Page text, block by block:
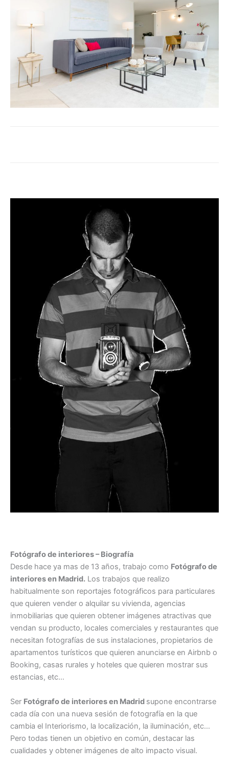
Fotógrafo de interiores – Biografía
Desde hace ya mas de 13 años, trabajo como Fotógrafo de
interiores en Madrid. Los trabajos que realizo
habitualmente son reportajes fotográficos para particulares
que quieren vender o alquilar su vivienda, agencias
inmobiliarias que quieren obtener imágenes atractivas que
vendan su producto, locales comerciales y restaurantes que
necesitan fotografías de sus instalaciones, propietarios de
apartamentos turísticos que quieren anunciarse en Airbnb o
Booking, casas rurales y hoteles que quieren mostrar sus
estancias, etc…
Ser Fotógrafo de interiores en Madrid supone encontrarse
cada día con una nueva sesión de fotografía en la que
cambia el Interiorismo, la localización, la iluminación, etc…
Pero todas tienen un objetivo en común, destacar las
cualidades y obtener imágenes de alto impacto visual.